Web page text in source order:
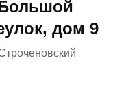
дом 9